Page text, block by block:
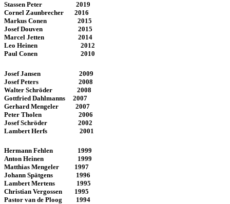
Stassen Peter 2019
Cornel Zaunbrecher 2016
Markus Conen 2015
Josef Douven 2015
Marcel Jetten 2014
Leo Heinen 2012
Paul Conen 2010
Josef Jansen 2009
Josef Peters 2008
Walter Schröder 2008
Gottfried Dahlmanns 2007
Gerhard Mengeler 2007
Peter Tholen 2006
Josef Schröder 2002
Lambert Herfs 2001
Hermann Fehlen 1999
Anton Heinen 1999
Matthias Mengeler 1997
Johann Spätgens 1996
Lambert Mertens 1995
Christian Vergossen 1995
Pastor van de Ploog 1994